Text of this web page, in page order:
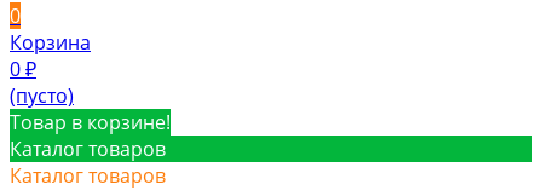
0
Корзина
0 ₽
(пусто)
Товар в корзине!
Каталог товаров
Каталог товаров